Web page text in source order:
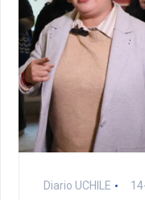
Diario UCHILE